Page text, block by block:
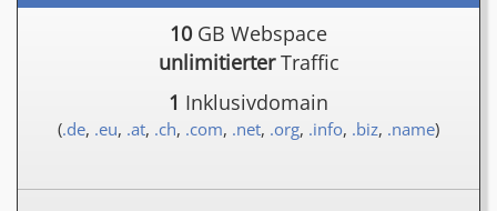
10 GB Webspace
unlimitierterTraffic
1 Inklusivdomain
(.de, .eu, .at, .ch, .com, .net, .org, .info, .biz, .name)